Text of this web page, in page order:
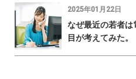
2025年01月22日
なぜ最近の若者
目が考えてみた。